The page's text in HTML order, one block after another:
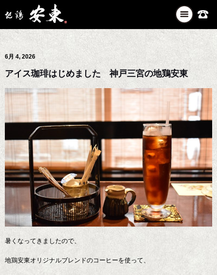
ナ
ビ
ゲ
シ
ン
を
り
替
6月 4, 2026
アイス珈琲はじめました 神戸三宮の地鶏安東
暑くなってきましたので、
地鶏安東オリジナルブレンドのコーヒーを使って、